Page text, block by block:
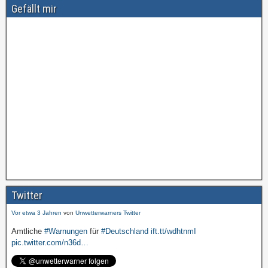
Gefällt mir
Twitter
pic.twitter.com/cmFX…
Vor etwa 3 JahrenvonUnwetterwarners Twitter
pic.twitter.com/n36d…